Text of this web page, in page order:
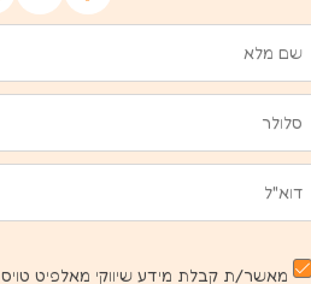
מאשר/ת קבלת מידע שיווקי מאלפיט טויס